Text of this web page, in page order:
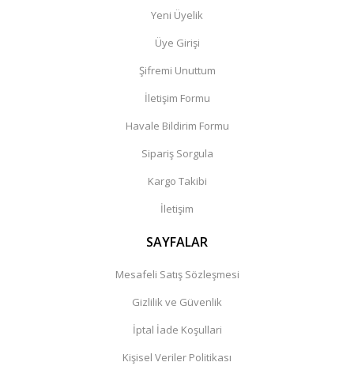
Yeni Üyelik
Üye Girişi
Şifremi Unuttum
İletişim Formu
Havale Bildirim Formu
Sipariş Sorgula
Kargo Takibi
İletişim
SAYFALAR
Mesafeli Satış Sözleşmesi
Gizlilik ve Güvenlik
İptal İade Koşullari
Kişisel Veriler Politikası